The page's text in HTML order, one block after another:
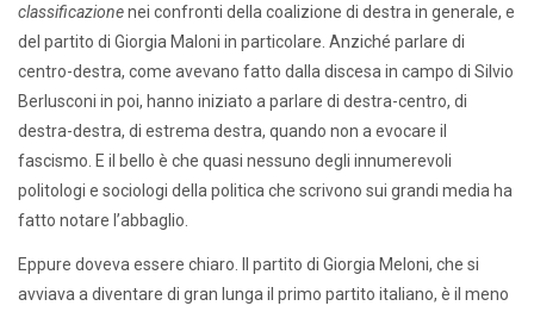
classificazionenei confronti della coalizione di destra in generale, e
del partito di Giorgia Maloni in particolare. Anziché parlare di
centro-destra, come avevano fatto dalla discesa in campo di Silvio
Berlusconi in poi, hanno iniziato a parlare di destra-centro, di
destra-destra, di estrema destra, quando non a evocare il
fascismo. E il bello è che quasi nessuno degli innumerevoli
politologi e sociologi della politica che scrivono sui grandi media ha
fatto notare l’abbaglio.
Eppure doveva essere chiaro. Il partito di Giorgia Meloni, che si
avviava a diventare di gran lunga il primo partito italiano, è il meno